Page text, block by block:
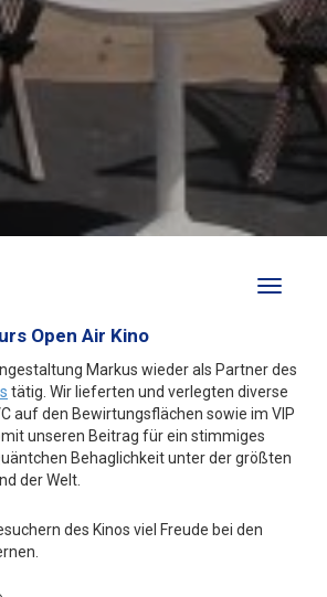
Toggle
Open Air Kino
Markus wieder als Partner des
tätig. Wir lieferten und verlegten diverse
auf den Bewirtungsflächen sowie im VIP
unseren Beitrag für ein stimmiges
Behaglichkeit unter der größten
der Welt.
des Kinos viel Freude bei den